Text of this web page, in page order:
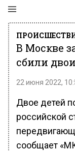
В Москве
сбили
22 июня 2022,
Двое детей
российской
сообщает